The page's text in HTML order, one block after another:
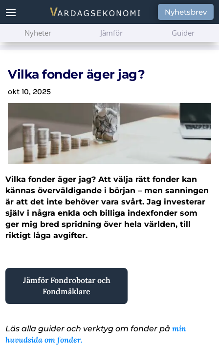
Nyhetsbrev
Nyheter Jämför Guider
Vilka fonder äger jag?
okt 10, 2025
Vilka fonder äger jag? Att välja rätt fonder kan
kännas överväldigande i början – men sanningen
är att det inte behöver vara svårt. Jag investerar
själv i några enkla och billiga indexfonder som
ger mig bred spridning över hela världen, till
riktigt låga avgifter.
Jämför Fondrobotar och
Fondmäklare
Läs alla guider och verktyg om fonder påmin
huvudsida om fonder.